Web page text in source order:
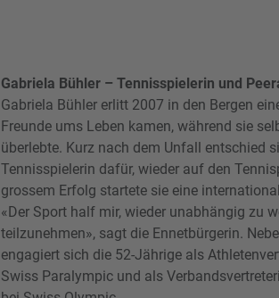
Gabriela Bühler – Tennisspielerin und
Gabriela Bühler erlitt 2007 in den Bergen
Freunde ums Leben kamen, während sie
überlebte. Kurz nach dem Unfall entschied
Tennisspielerin dafür, wieder auf den
grossem Erfolg startete sie eine
«Der Sport half mir, wieder unabhängig zu
teilzunehmen», sagt die Ennetbürgerin.
engagiert sich die 52-Jährige als
Swiss Paralympic und als